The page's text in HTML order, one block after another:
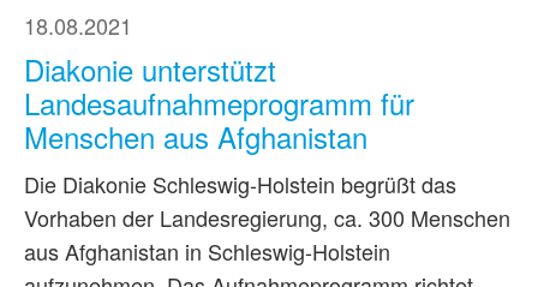
18.08.2021
Diakonie unterstützt
Landesaufnahmeprogramm für
Menschen aus Afghanistan
Die Diakonie Schleswig-Holstein begrüßt das
Vorhaben der Landesregierung, ca. 300 Menschen
aus Afghanistan in Schleswig-Holstein